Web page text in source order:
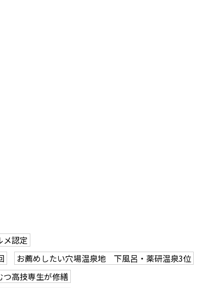
メ認定
お薦めしたい穴場温泉地 下風呂・薬研温泉3位
高技専生が修繕